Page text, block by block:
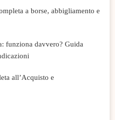
a borse, abbigliamento e
funziona davvero? Guida
all’Acquisto e